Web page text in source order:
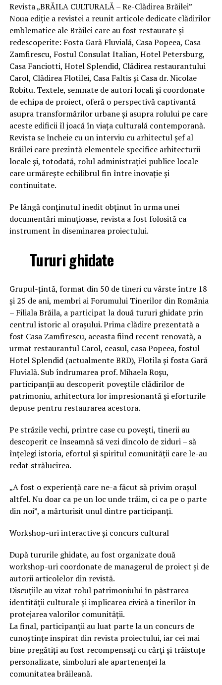
Revista „BRĂILA CULTURALĂ – Re-Clădirea Brăilei”
Noua ediție a revistei a reunit articole dedicate clădirilor
emblematice ale Brăilei care au fost restaurate și
redescoperite: Fosta Gară Fluvială, Casa Popeea, Casa
Zamfirescu, Fostul Consulat Italian, Hotel Petersburg,
Casa Fanciotti, Hotel Splendid, Clădirea restaurantului
Carol, Clădirea Flotilei, Casa Faltis și Casa dr. Nicolae
Robitu. Textele, semnate de autori locali și coordonate
de echipa de proiect, oferă o perspectivă captivantă
asupra transformărilor urbane și asupra rolului pe care
aceste edificii îl joacă în viața culturală contemporană.
Revista se încheie cu un interviu cu arhitectul șef al
Brăilei care prezintă elementele specifice arhitecturii
locale și, totodată, rolul administrației publice locale
care urmărește echilibrul fin între inovație și
continuitate.
Pe lângă conținutul inedit obținut în urma unei
documentări minuțioase, revista a fost folosită ca
instrument în diseminarea proiectului.
Tururi ghidate
Grupul-țintă, format din 50 de tineri cu vârste între 18
și 25 de ani, membri ai Forumului Tinerilor din România
– Filiala Brăila, a participat la două tururi ghidate prin
centrul istoric al orașului. Prima clădire prezentată a
fost Casa Zamfirescu, aceasta fiind recent renovată, a
urmat restaurantul Carol, ceasul, casa Popeea, fostul
Hotel Splendid (actualmente BRD), Flotila și fosta Gară
Fluvială. Sub îndrumarea prof. Mihaela Roșu,
participanții au descoperit poveștile clădirilor de
patrimoniu, arhitectura lor impresionantă și eforturile
depuse pentru restaurarea acestora.
Pe străzile vechi, printre case cu povești, tinerii au
descoperit ce înseamnă să vezi dincolo de ziduri – să
înțelegi istoria, efortul și spiritul comunității care le-au
redat strălucirea.
„A fost o experiență care ne-a făcut să privim orașul
altfel. Nu doar ca pe un loc unde trăim, ci ca pe o parte
din noi”, a mărturisit unul dintre participanți.
Workshop-uri interactive și concurs cultural
După tururile ghidate, au fost organizate două
workshop-uri coordonate de managerul de proiect și de
autorii articolelor din revistă.
Discuțiile au vizat rolul patrimoniului în păstrarea
identității culturale și implicarea civică a tinerilor în
protejarea valorilor comunității.
La final, participanții au luat parte la un concurs de
cunoștințe inspirat din revista proiectului, iar cei mai
bine pregătiți au fost recompensați cu cărți și trăistuțe
personalizate, simboluri ale apartenenței la
comunitatea brăileană.